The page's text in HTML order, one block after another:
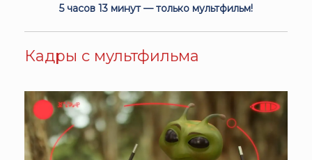
5 часов 13 минут — только мультфильм!
Кадры с мультфильма